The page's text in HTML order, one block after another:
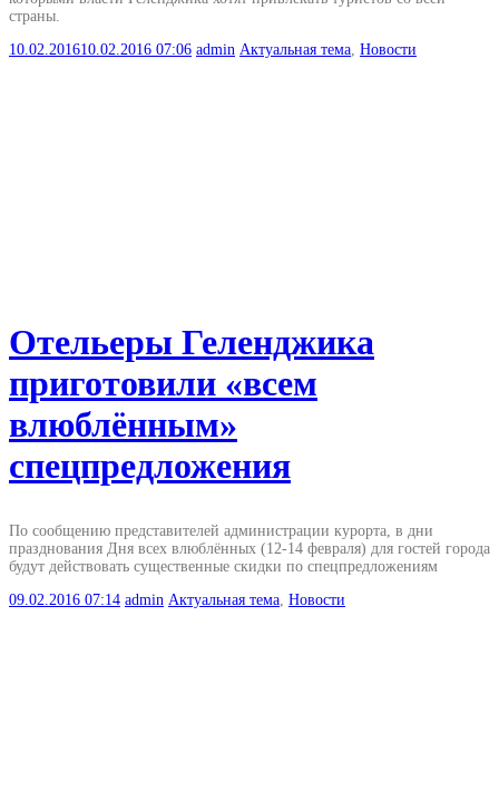
страны.
10.02.201610.02.2016 07:06 admin Актуальная тема Новости
Отельеры Геленджика
приготовили «всем
влюблённым»
спецпредложения
По сообщению представителей администрации курорта, в дни
празднования Дня всех влюблённых (12-14 февраля) для гостей города
будут действовать существенные скидки по спецпредложениям
09.02.2016 07:14 admin Актуальная тема Новости